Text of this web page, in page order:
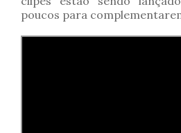
poucos para